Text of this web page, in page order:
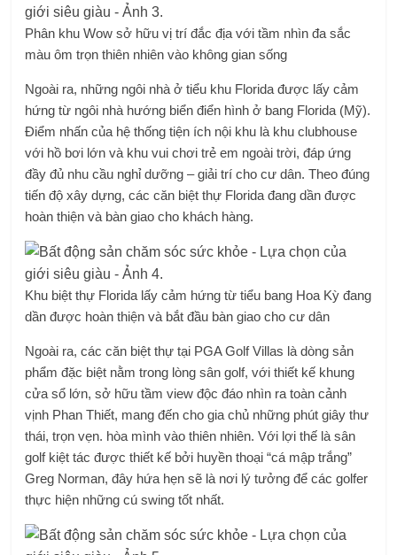
Phân khu Wow sở hữu vị trí đắc địa với tầm nhìn đa sắc
màu ôm trọn thiên nhiên vào không gian sống
Ngoài ra, những ngôi nhà ở tiểu khu Florida được lấy cảm
hứng từ ngôi nhà hướng biển điển hình ở bang Florida (Mỹ).
Điểm nhấn của hệ thống tiện ích nội khu là khu clubhouse
với hồ bơi lớn và khu vui chơi trẻ em ngoài trời, đáp ứng
đầy đủ nhu cầu nghỉ dưỡng – giải trí cho cư dân. Theo đúng
tiến độ xây dựng, các căn biệt thự Florida đang dần được
hoàn thiện và bàn giao cho khách hàng.
Khu biệt thự Florida lấy cảm hứng từ tiểu bang Hoa Kỳ đang
dần được hoàn thiện và bắt đầu bàn giao cho cư dân
Ngoài ra, các căn biệt thự tại PGA Golf Villas là dòng sản
phẩm đặc biệt nằm trong lòng sân golf, với thiết kế khung
cửa sổ lớn, sở hữu tầm view độc đáo nhìn ra toàn cảnh
vịnh Phan Thiết, mang đến cho gia chủ những phút giây thư
thái, trọn vẹn. hòa mình vào thiên nhiên. Với lợi thế là sân
golf kiệt tác được thiết kế bởi huyền thoại “cá mập trắng”
Greg Norman, đây hứa hẹn sẽ là nơi lý tưởng để các golfer
thực hiện những cú swing tốt nhất.